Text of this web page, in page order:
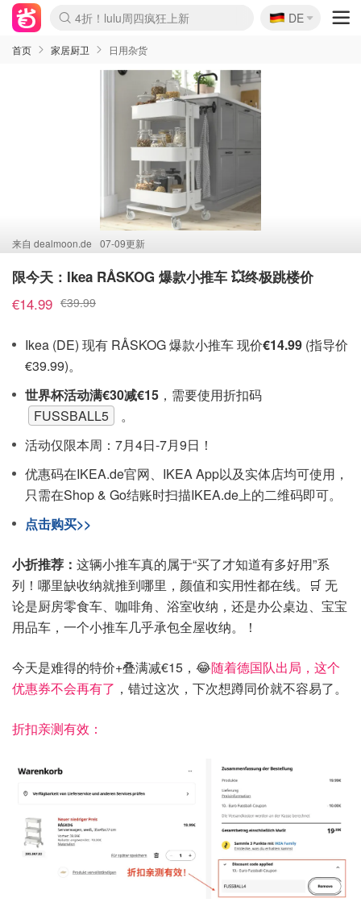
Boticinal 夏促开抢！
4折！lulu周四疯狂上新
还没结束！&OtherStories大促
Joybuy变相75折 随时失效
速领！Stanley独家85折
疑似霸哥！Camper额外叠85折
Zalando 奥莱闪促！每日更新
Moncler反季囤！5折起+叠9折
Coach Brooklyn仅€192
🇩🇪
DE
首页 家居厨卫 日用杂货
来自 dealmoon.de 07-09更新
限今天：Ikea RÅSKOG 爆款小推车 💥终极跳楼价
€14.99 €39.99
Ikea (DE) 现有 RÅSKOG 爆款小推车 现价€14.99 (指导价
€39.99)。
世界杯活动满€30减€15 ，需要使用折扣码
FUSSBALL5
。
活动仅限本周：7月4日-7月9日！
优惠码在IKEA.de官网、IKEA App以及实体店均可使用，
只需在Shop & Go结账时扫描IKEA.de上的二维码即可。
点击购买>>
小折推荐： 这辆小推车真的属于“买了才知道有多好用”系
列！哪里缺收纳就推到哪里，颜值和实用性都在线。🛒 无
论是厨房零食车、咖啡角、浴室收纳，还是办公桌边、宝宝
用品车，一个小推车几乎承包全屋收纳。！
今天是难得的特价+叠满减€15，😂随着德国队出局，这个
优惠券不会再有了 ，错过这次，下次想蹲同价就不容易了。
折扣亲测有效：